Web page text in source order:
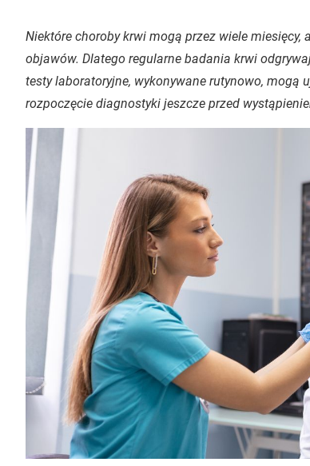
Niektóre choroby krwi mogą przez wiele
objawów. Dlatego regularne badania krwi
testy laboratoryjne, wykonywane rutynowo,
rozpoczęcie diagnostyki jeszcze przed